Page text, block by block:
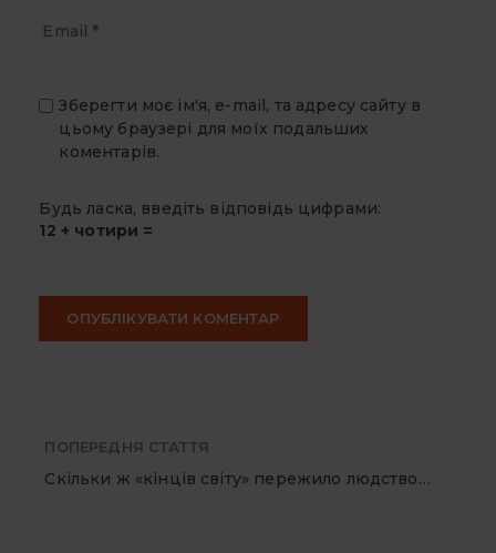
Email *
Зберегти моє ім'я, e-mail, та адресу сайту в
цьому браузері для моїх подальших
коментарів.
Будь ласка, введіть відповідь цифрами:
12 + чотири =
ПОПЕРЕДНЯ СТАТТЯ
Скільки ж «кінців світу» пережило людство…